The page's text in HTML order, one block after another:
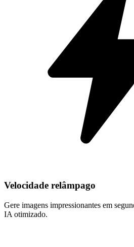
Velocidade relâmpago
Gere imagens impressionantes em
IA otimizado.